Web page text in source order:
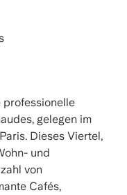
professionelle
gelegen im
Dieses Viertel,
und
von
Cafés,